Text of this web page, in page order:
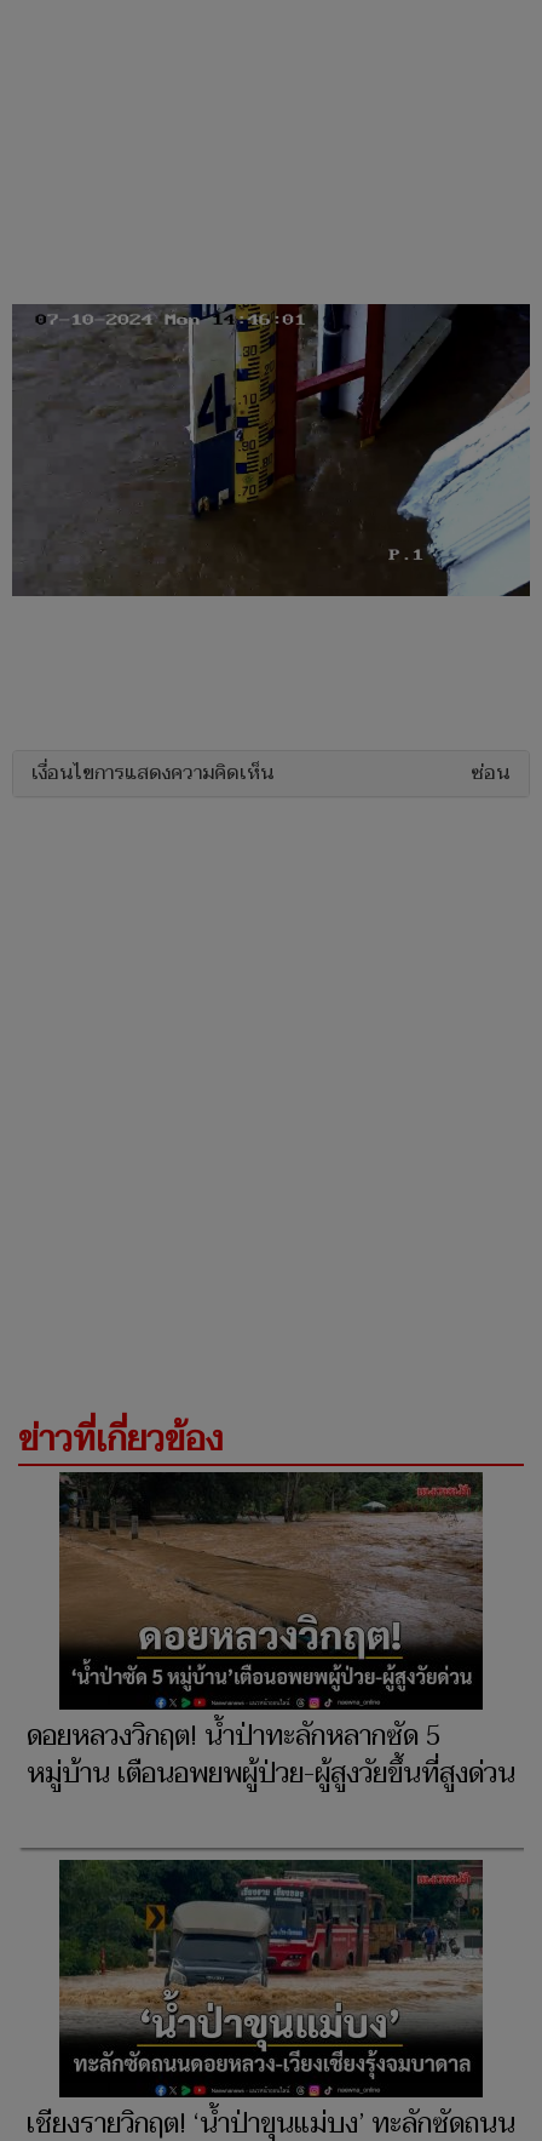
เงื่อนไขการแสดงความคิดเห็น ซ่อน
ข่าวที่เกี่ยวข้อง
ดอยหลวงวิกฤต! น้ำป่าทะลักหลากซัด 5
หมู่บ้าน เตือนอพยพผู้ป่วย-ผู้สูงวัยขึ้นที่สูงด่วน
เชียงรายวิกฤต! ‘น้ำป่าขุนแม่บง’ ทะลักซัดถนน